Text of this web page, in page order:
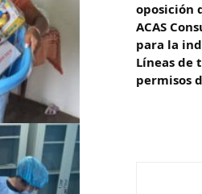
oposición
ACAS
para la
Líneas de
permisos